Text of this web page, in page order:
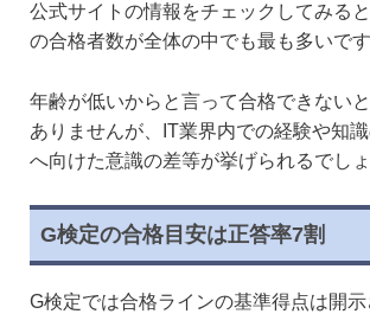
公式サイトの情報をチェックしてみる
の合格者数が全体の中でも最も多いです
年齢が低いからと言って合格できない
ありませんが、IT業界内での経験や知
へ向けた意識の差等が挙げられるでしょ
G検定の合格目安は正答率7割
G検定では合格ラインの基準得点は開